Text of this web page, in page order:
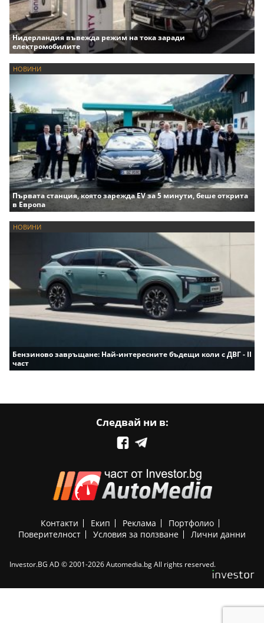
Нидерландия въвежда режим на тока заради
електромобилите
НОВИНИ
Първата станция, която зарежда EV за 5 минути, беше открита
в Европа
НОВИНИ
Бензиново завръщане: Най-интересните бъдещи коли с ДВГ - II
част
Следвай ни в:
Контакти Екип Реклама
Портфолио
Поверителност
Условия за ползване Лични данни
Investor.BG AD © 2001-2026 Automedia.bg All rights reserved.